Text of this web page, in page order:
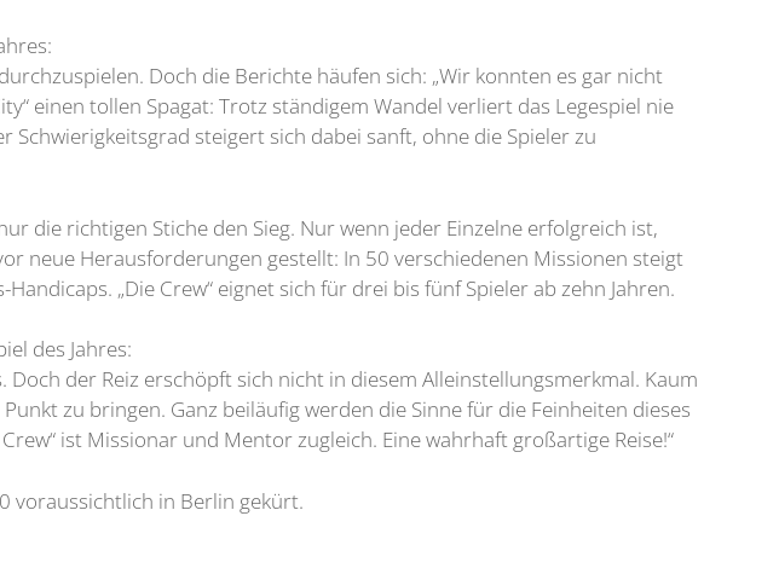
Doch die Berichte häufen sich: „Wir konnten es gar nicht
einen tollen Spagat: Trotz ständigem Wandel verliert das Legespiel nie
Schwierigkeitsgrad steigert sich dabei sanft, ohne die Spieler zu
die richtigen Stiche den Sieg. Nur wenn jeder Einzelne erfolgreich ist,
neue Herausforderungen gestellt: In 50 verschiedenen Missionen steigt
„Die Crew“ eignet sich für drei bis fünf Spieler ab zehn Jahren.
des Jahres:
der Reiz erschöpft sich nicht in diesem Alleinstellungsmerkmal. Kaum
zu bringen. Ganz beiläufig werden die Sinne für die Feinheiten dieses
ist Missionar und Mentor zugleich. Eine wahrhaft großartige Reise!“
voraussichtlich in Berlin gekürt.